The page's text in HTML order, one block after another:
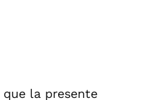
la presente